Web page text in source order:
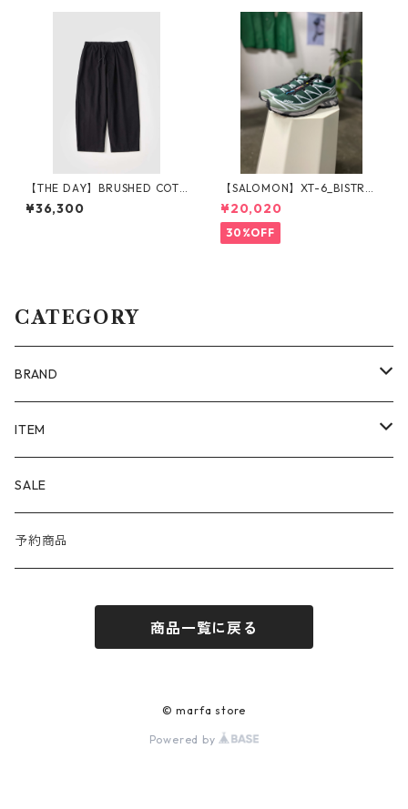
【THE DAY】BRUSHED COTT
ON EASY TROUSERS_BLACK
¥36,300
【SALOMON】XT-6_BISTRO
GREEN
¥20,020
30%OFF
CATEGORY
BRAND
ALAYA (LIMITED)
Corgi
DAYDATE
JILL PLATNER
ITEM
OUTER
SHIRT
SALE
予約商品
商品一覧に戻る
© marfa store
Powered by